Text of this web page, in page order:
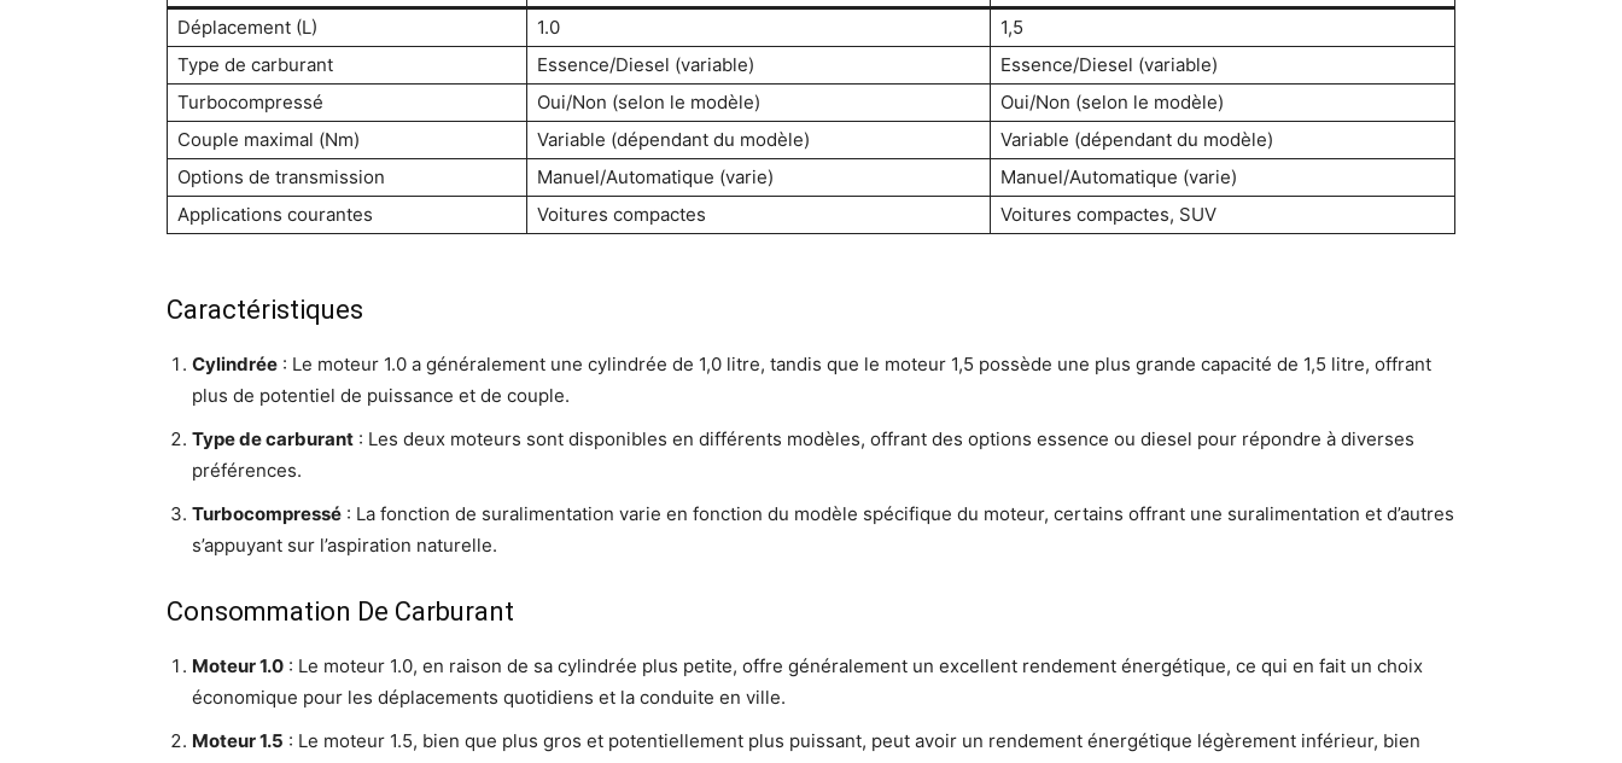
Déplacement (L)
1.0
1,5
Type de carburant
Essence/Diesel (variable)
Essence/Diesel (variable)
Turbocompressé
Oui/Non (selon le modèle)
Oui/Non (selon le modèle)
Couple maximal (Nm)
Variable (dépendant du modèle)
Variable (dépendant du modèle)
Options de transmission
Manuel/Automatique (varie)
Manuel/Automatique (varie)
Applications courantes
Voitures compactes Voitures compactes, SUV
Caractéristiques
Cylindrée : Le moteur 1.0 a généralement une cylindrée de 1,0 litre, tandis que le moteur 1,5 possède une plus grande capacité de 1,5 litre, offrant
plus de potentiel de puissance et de couple.
Type de carburant : Les deux moteurs sont disponibles en différents modèles, offrant des options essence ou diesel pour répondre à diverses
préférences.
Turbocompressé : La fonction de suralimentation varie en fonction du modèle spécifique du moteur, certains offrant une suralimentation et d’autres
s’appuyant sur l’aspiration naturelle.
Consommation De Carburant
Moteur 1.0 : Le moteur 1.0, en raison de sa cylindrée plus petite, offre généralement un excellent rendement énergétique, ce qui en fait un choix
économique pour les déplacements quotidiens et la conduite en ville.
Moteur 1.5 : Le moteur 1.5, bien que plus gros et potentiellement plus puissant, peut avoir un rendement énergétique légèrement inférieur, bien